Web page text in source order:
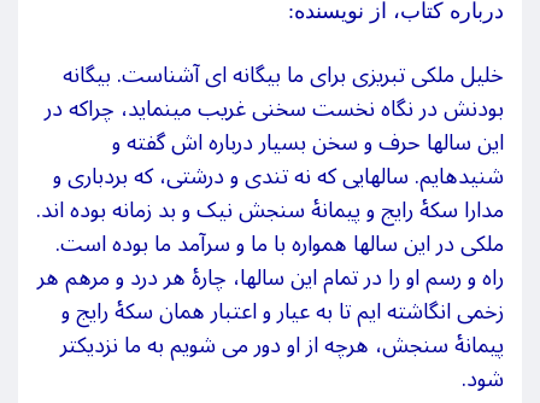
درباره کتاب، از نویسنده:
خلیل ملکی تبریزی برای ما بیگانه‏ای آشناست. بیگانه
بودنش در نگاه نخست سخنی غریب می‏نماید، چراکه در
این سال‏ها حرف و سخن بسیار درباره‏اش گفته و
شنیده‏ایم. سال‏هایی که نه تندی و درشتی، که بردباری و
مدارا سکۀ رایج و پیمانۀ سنجش نیک و بد زمانه بوده‏اند.
ملکی در این سال‏ها همواره با ما و سرآمد ما بوده است.
راه و رسم او را در تمام این سال‏ها، چارۀ هر درد و مرهم هر
زخمی انگاشته‏ایم تا به عیار و اعتبار همان سکۀ رایج و
پیمانۀ سنجش، هرچه از او دور می‏شویم به ما نزدیک‏تر
‏شود.